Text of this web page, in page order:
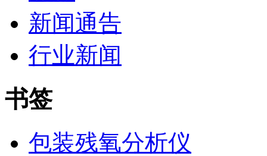
新闻通告
行业新闻
书签
包装残氧分析仪